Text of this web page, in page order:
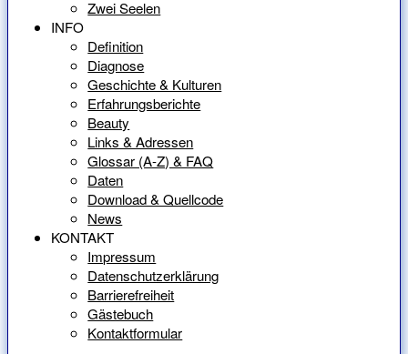
Zwei Seelen
INFO
Definition
Diagnose
Geschichte & Kulturen
Erfahrungsberichte
Beauty
Links & Adressen
Glossar (A-Z) & FAQ
Daten
Download & Quellcode
News
KONTAKT
Impressum
Datenschutzerklärung
Barrierefreiheit
Gästebuch
Kontaktformular